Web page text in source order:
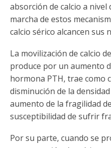
absorción de calcio a
marcha de estos
calcio sérico alcancen sus
La movilización de calcio
produce por un aumento
hormona PTH, trae como
disminución de la
aumento de la fragilidad
susceptibilidad de sufrir
Por su parte, cuando se